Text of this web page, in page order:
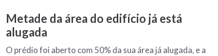
Metade da área do edifício já está
alugada
O prédio foi aberto com 50% da sua área já alugada, e a